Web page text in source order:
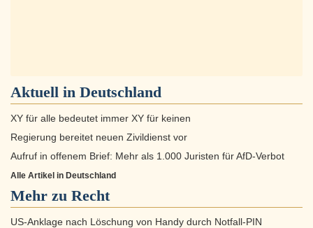
Aktuell in Deutschland
XY für alle bedeutet immer XY für keinen
Regierung bereitet neuen Zivildienst vor
Aufruf in offenem Brief: Mehr als 1.000 Juristen für AfD-Verbot
Alle Artikel in Deutschland
Mehr zu Recht
US-Anklage nach Löschung von Handy durch Notfall‑PIN